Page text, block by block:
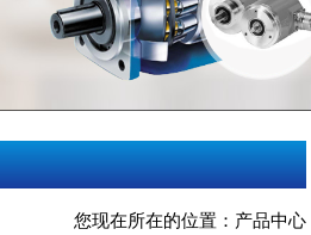
品牌中心
新闻资讯
客户服务
在线留言
人才招聘您现在所在的位置：产品中心